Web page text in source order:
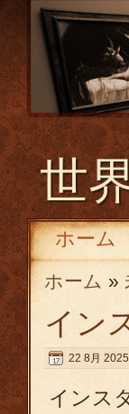
世
ホーム
ホーム »
イン
22 8月 2025
インス